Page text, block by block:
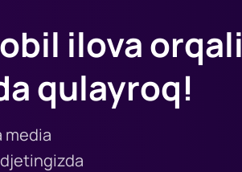
ilova orqali
qulayroq!
media